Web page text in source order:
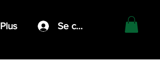
Plus Se connecter